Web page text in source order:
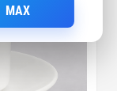
MAX